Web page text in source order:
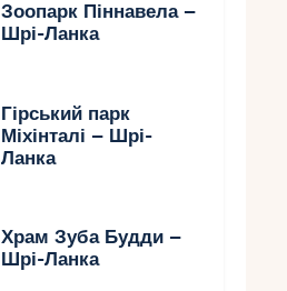
Зоопарк Піннавела –
Шрі-Ланка
Гірський парк
Міхінталі – Шрі-
Ланка
Храм Зуба Будди –
Шрі-Ланка